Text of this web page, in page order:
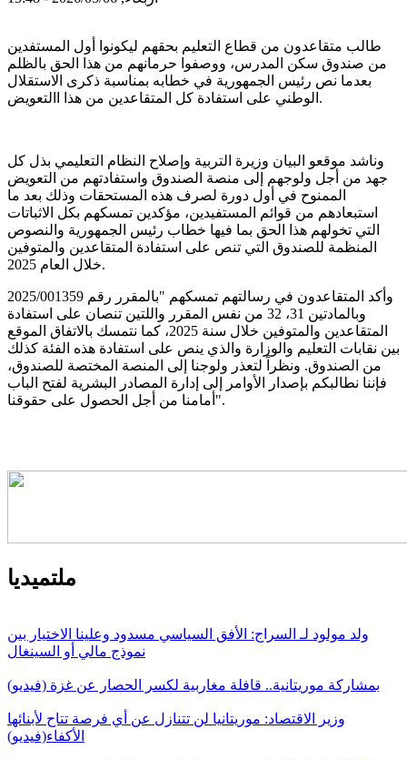
طالب متقاعدون من قطاع التعليم بحقهم ليكونوا أول المستفدين
من صندوق سكن المدرس، ووصفوا حرمانهم من هذا الحق بالظلم
بعدما نص رئيس الجمهورية في خطابه بمناسبة ذكرى الاستقلال
الوطني على استفادة كل المتقاعدين من هذا االتعويض.
وناشد موقعو البيان وزيرة التربية وإصلاح النظام التعليمي بذل كل
جهد من أجل ولوجهم إلى منصة الصندوق واستفادتهم من التعويض
الممنوح في أول دورة لصرف هذه المستحقات وذلك بعد ما
استبعادهم من قوائم المستفيدين، مؤكدين تمسكهم بكل الاثباتات
التي تخولهم هذا الحق بما فيها خطاب رئيس الجمهورية والنصوص
المنظمة للصندوق التي تنص على استفادة المتقاعدين والمتوفين
خلال العام 2025.
وأكد المتقاعدون في رسالتهم تمسكهم "بالمقرر رقم 2025/001359
وبالمادتين 31، 32 من نفس المقرر واللتين تنصان على استفادة
المتقاعدين والمتوفين خلال سنة 2025، كما نتمسك بالاتفاق الموقع
بين نقابات التعليم والوزارة والذي ينص على استفادة هذه الفئة كذلك
من الصندوق. ونظراً لتعذر ولوجنا إلى المنصة المختصة للصندوق،
فإننا نطالبكم بإصدار الأوامر إلى إدارة المصادر البشرية لفتح الباب
أمامنا من أجل الحصول على حقوقنا".
ملتميديا
ولد مولود لـ السراج: الأفق السياسي مسدود وعلينا الاختيار بين
نموذج مالي أو السينغال
بمشاركة موريتانية.. قافلة مغاربية لكسر الحصار عن غزة (فيديو)
وزير الاقتصاد: موريتانيا لن تتنازل عن أي فرصة تتاح لأبنائها
الأكفاء(فيديو)